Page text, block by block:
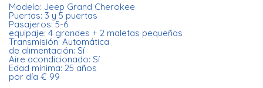
Modelo: Jeep Grand Cherokee
Puertas: 3 y 5 puertas
Pasajeros: 5-6
equipaje: 4 grandes + 2 maletas pequeñas
Transmisión: Automática
de alimentación: Sí
Aire acondicionado: Sí
Edad mínima: 25 años
por día € 99